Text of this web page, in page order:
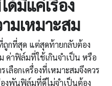
ด้มีแค่เรื่อง
มเหมาะสม
ถูกที่สุด แต่สุดท้ายกลับต้อง
ค่าฟิล์มที่ใช้เกินจำเป็น หรือ
ลือกเครื่องที่เหมาะสมจึงควร
องพันฟิล์มที่ดีไม่จำเป็นต้อง